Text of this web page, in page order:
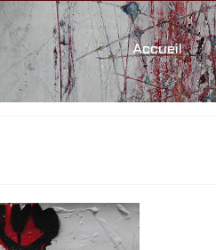
Accueil